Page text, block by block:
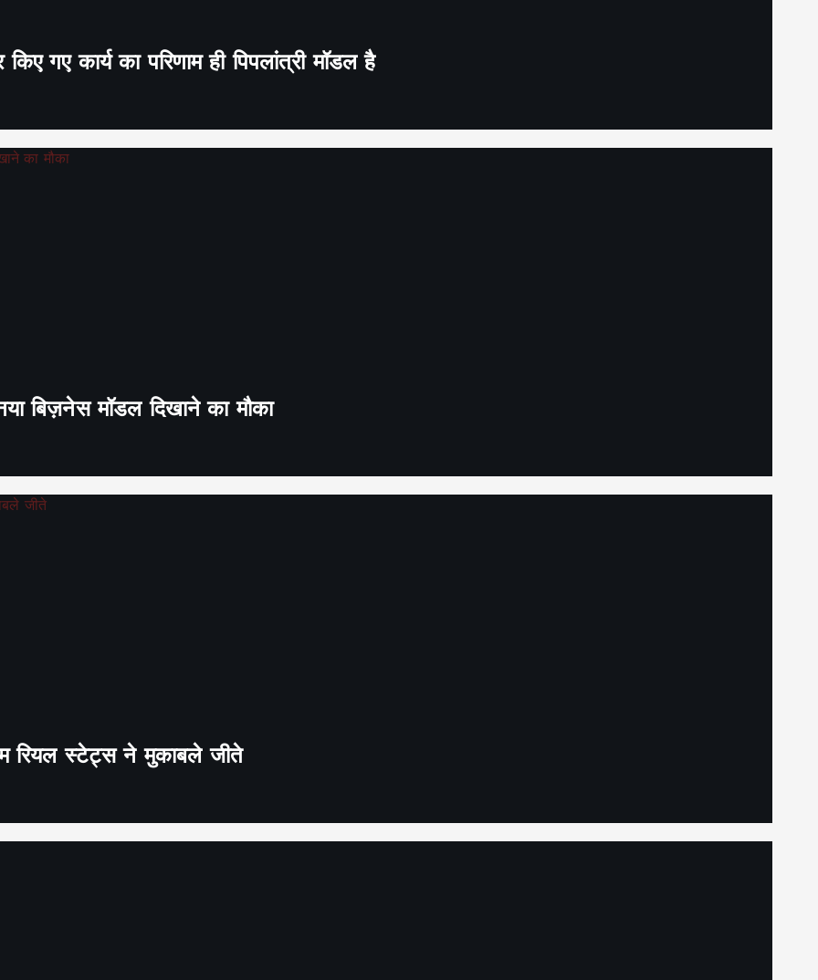
गए कार्य का परिणाम ही पिपलांत्री मॉडल है
बिज़नेस मॉडल दिखाने का मौका
रियल स्टेट्स ने मुकाबले जीते